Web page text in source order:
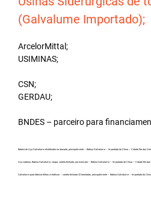
(Galvalume Importado);
ArcelorMittal;
USIMINAS;
CSN;
GERDAU;
BNDES – parceiro para
Bobina de Aço Galvalume distribuidor no atacado, principalmente – Bobina Galvalume – Importada da China – Cidade Rio das
Aço carbono, Bobina Galvalume, chapa, carreta fechada, por exemplo – Bobina Galvalume – Importada da China – Cidade Rio das
Galvalume para fabricar telhas metálicas – carreta fechada 32 toneladas, principalmente – Bobina Galvalume – Importada da